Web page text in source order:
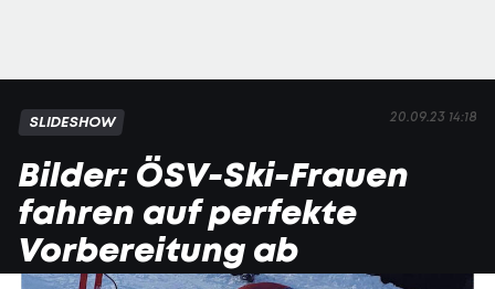
20.09.23 14:18
SLIDESHOW
Bilder: ÖSV-Ski-Frauen
fahren auf perfekte
Vorbereitung ab